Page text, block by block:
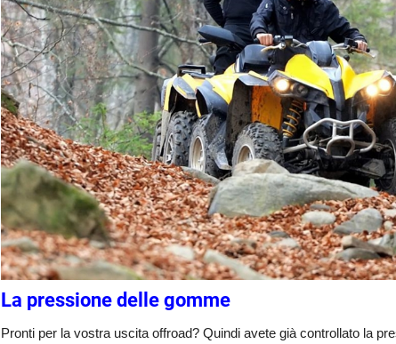
La pressione delle gomme
Pronti per la vostra uscita offroad? Quindi avete già controllato la